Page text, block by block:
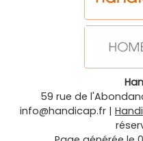
59 rue de
info@handicap.fr |